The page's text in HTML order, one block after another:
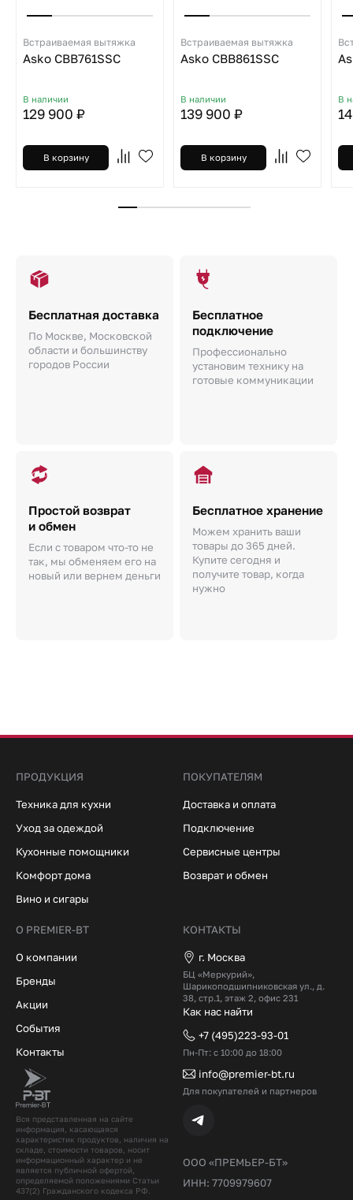
Встраиваемая вытяжка
Asko CBB761SSC
В наличии
129 900 ₽
В корзину
Встраиваемая вытяжка
Asko CBB861SSC
В наличии
139 900 ₽
В корзину
В
Бесплатная доставка
По Москве, Московской
области и большинству
городов России
Бесплатное
подключение
Профессионально
установим технику на
готовые коммуникации
Простой возврат
и обмен
Если с товаром что-то не
так, мы обменяем его на
новый или вернем деньги
Бесплатное хранение
Можем хранить ваши
товары до 365 дней.
Купите сегодня и
получите товар, когда
нужно
Вся представленная на сайте
информация, касающаяся
характеристик продуктов, наличия на
складе, стоимости товаров, носит
информационный характер и не
является публичной офертой,
определяемой положениями Статьи
437(2) Гражданского кодекcа РФ.
ООО «ПРЕМЬЕР-БТ»
ИНН: 7709979607
ПРОДУКЦИЯ
Техника для кухни
Уход за одеждой
Кухонные помощники
Комфорт дома
Вино и сигары
ПОКУПАТЕЛЯМ
Доставка и оплата
Подключение
Сервисные центры
Возврат и обмен
О PREMIER-BT
О компании
Бренды
Акции
События
Контакты
КОНТАКТЫ
г. Москва
БЦ «Меркурий»,
Шарикоподшипниковская ул., д.
38, стр.1, этаж 2, офис 231
Как нас найти
+7 (495)223-93-01
Пн-Пт: с 10:00 до 18:00
info@premier-bt.ru
Для покупателей и партнеров